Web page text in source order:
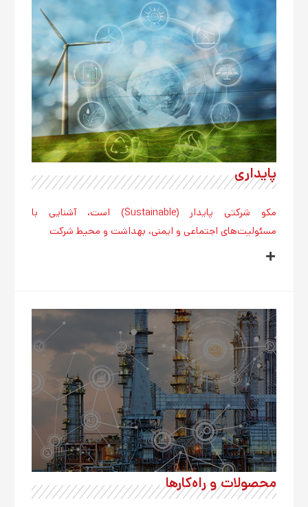
پایداری
مکو شرکتی پایدار (Sustainable) است، آشنایی با
مسئولیت‌های اجتماعی و ایمنی، بهداشت و محیط شرکت
محصولات و راه‌کارها